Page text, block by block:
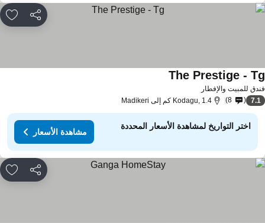
مشاركة
للمبيت والإفطار
The Prestige -
7.1
8 Kodagu, 1.4 كم إلى Madikeri
اختر التواريخ لمشاهدة الأسعار المحددة
مشاهدة الأسعار
مشاركة